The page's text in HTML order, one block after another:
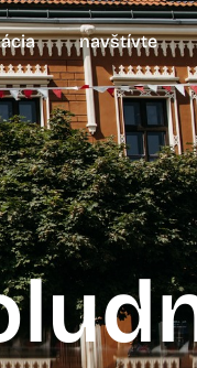
navštívte